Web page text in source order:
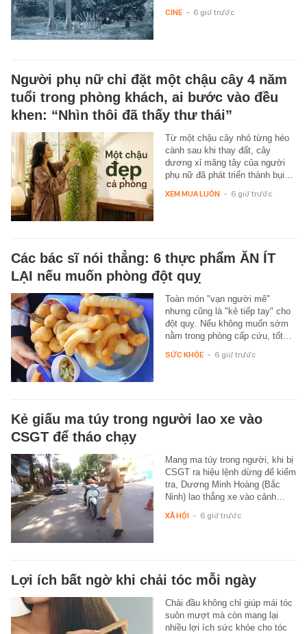
CINE - 6 giờ trước
Người phụ nữ chỉ đặt một chậu cây 4 năm
tuổi trong phòng khách, ai bước vào đều
khen: “Nhìn thôi đã thấy thư thái”
Từ một chậu cây nhỏ từng héo
cành sau khi thay đất, cây
dương xỉ măng tây của người
phụ nữ đã phát triển thành bụi…
XEM MUA LUÔN - 6 giờ trước
Các bác sĩ nói thẳng: 6 thực phẩm ĂN ÍT
LẠI nếu muốn phòng đột quỵ
Toàn món "vạn người mê"
nhưng cũng là "kẻ tiếp tay" cho
đột quỵ. Nếu không muốn sớm
nằm trong phòng cấp cứu, tốt…
SỨC KHỎE - 6 giờ trước
Kẻ giấu ma túy trong người lao xe vào
CSGT để tháo chạy
Mang ma túy trong người, khi bị
CSGT ra hiệu lệnh dừng để kiểm
tra, Dương Minh Hoàng (Bắc
Ninh) lao thẳng xe vào cảnh…
XÃ HỘI - 6 giờ trước
Lợi ích bất ngờ khi chải tóc mỗi ngày
Chải đầu không chỉ giúp mái tóc
suôn mượt mà còn mang lại
nhiều lợi ích sức khỏe cho tóc